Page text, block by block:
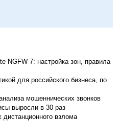
NGFW 7: настройка зон, правила
для российского бизнеса, по
мошеннических звонков
выросли в 30 раз
дистанционного взлома